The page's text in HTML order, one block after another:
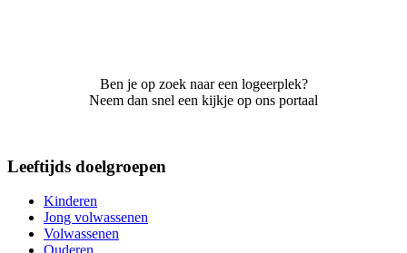
Ben je op zoek naar een logeerplek?
Neem dan snel een kijkje op ons portaal
Leeftijds doelgroepen
Kinderen
Jong volwassenen
Volwassenen